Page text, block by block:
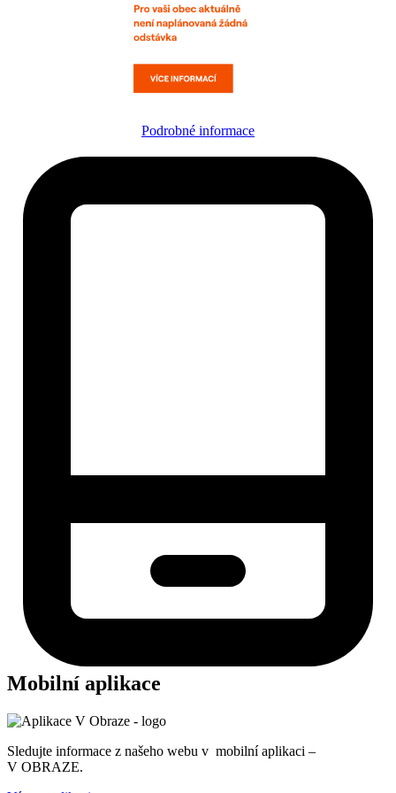
Podrobné informace
Mobilní aplikace
Sledujte informace z našeho webu v mobilní aplikaci –
V OBRAZE.